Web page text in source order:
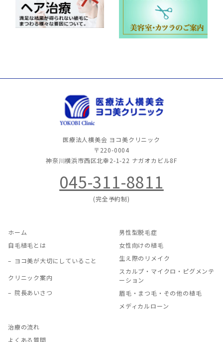
医療法人横美会 ヨコ美クリニック
〒220-0004
神奈川横浜市西区北幸2-1-22 ナガオカビル8F
045-311-8811
(完全予約制)
ホーム
自毛植毛とは
ヨコ美が大切にしていること
クリニック案内
院長あいさつ
男性型脱毛症
女性向けの植毛
生え際のリメイク
スカルプ・マイクロ・ピグメンテ
ーション
眉毛・まつ毛・その他の植毛
メディカルローン
治療の流れ
よくある質問